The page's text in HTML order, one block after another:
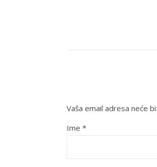
Vaša email adresa neće
Ime *